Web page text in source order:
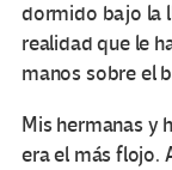
dormido bajo la
realidad que le
manos sobre el
Mis hermanas y
era el más flojo.